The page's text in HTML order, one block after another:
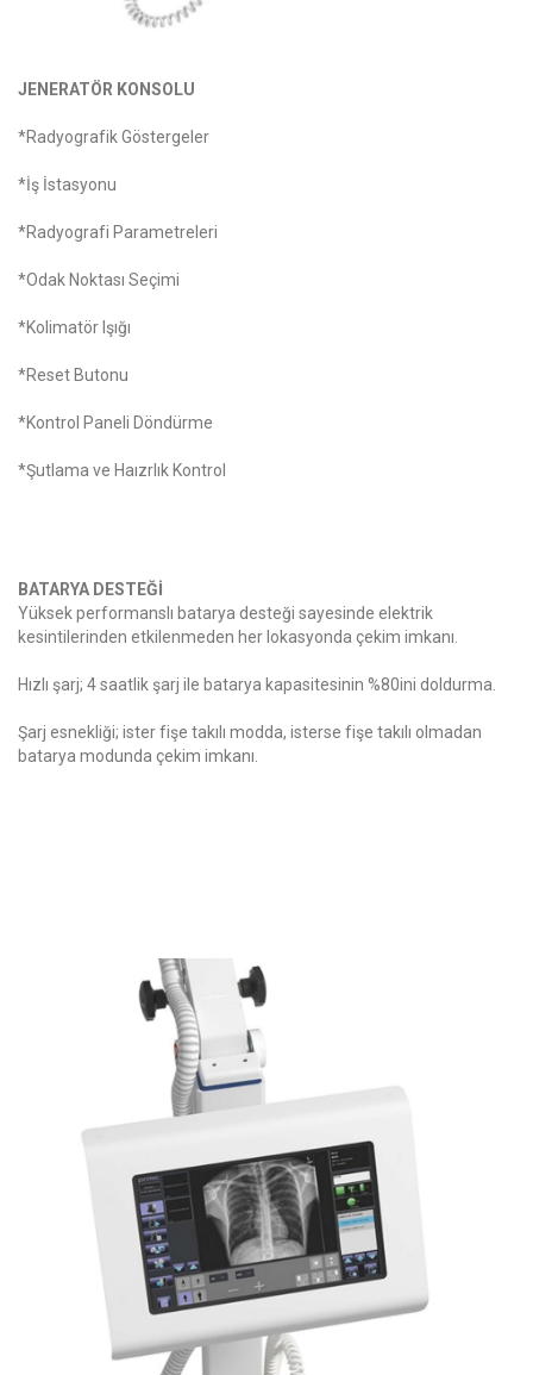
JENERATÖR KONSOLU
*Radyografik Göstergeler
*İş İstasyonu
*Radyografi Parametreleri
*Odak Noktası Seçimi
*Kolimatör Işığı
*Reset Butonu
*Kontrol Paneli Döndürme
*Şutlama ve Haızrlık Kontrol
BATARYA DESTEĞİ
Yüksek performanslı batarya desteği sayesinde elektrik
kesintilerinden etkilenmeden her lokasyonda çekim imkanı.
Hızlı şarj; 4 saatlik şarj ile batarya kapasitesinin %80ini doldurma.
Şarj esnekliği; ister fişe takılı modda, isterse fişe takılı olmadan
batarya modunda çekim imkanı.